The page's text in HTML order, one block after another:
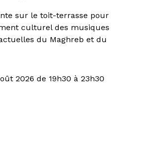
sur le toit-terrasse pour
culturel des musiques
du Maghreb et du
2026 de 19h30 à 23h30